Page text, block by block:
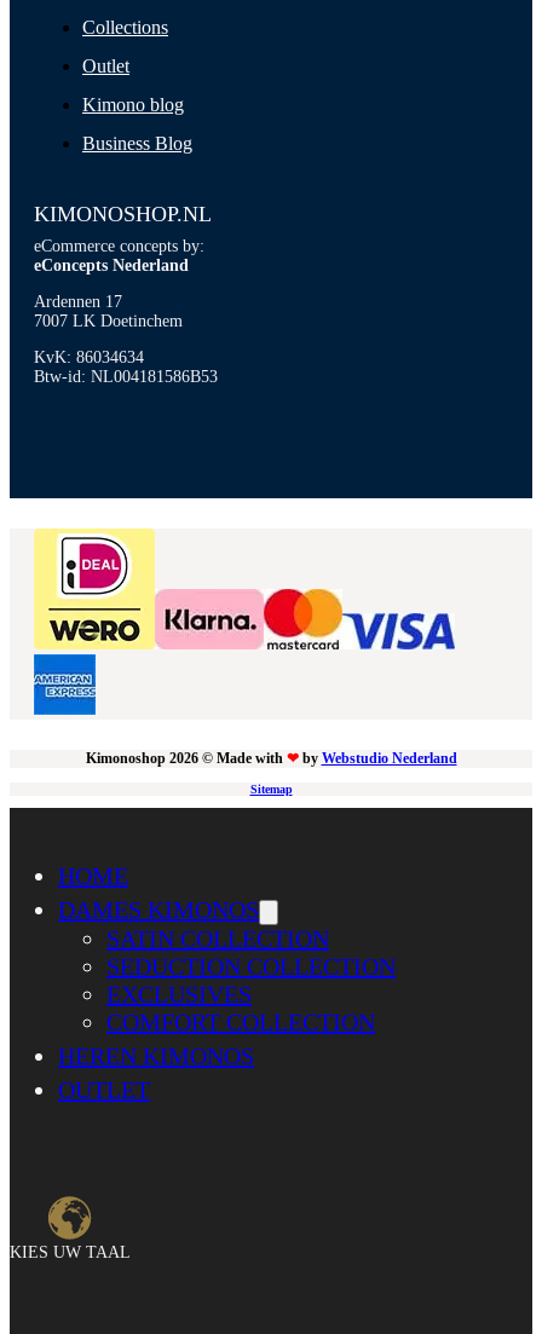
Collections
Outlet
Kimono blog
Business Blog
KIMONOSHOP.NL
eCommerce concepts by:
eConcepts Nederland
Ardennen 17
7007 LK Doetinchem
KvK: 86034634
Btw-id: NL004181586B53
Kimonoshop 2026 © Made with ❤ by Webstudio Nederland
Sitemap
HOME
DAMES KIMONOS
SATIN COLLECTION
SEDUCTION COLLECTION
EXCLUSIVES
COMFORT COLLECTION
HEREN KIMONOS
OUTLET
KIES UW TAAL